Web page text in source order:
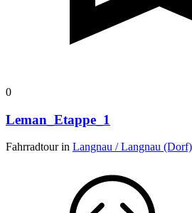
0
Leman_Etappe_1
Fahrradtour in Langnau / Langnau